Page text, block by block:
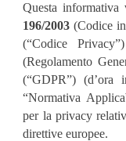
Questa informativa
196/2003 (Codice
(“Codice
(Regolamento
(“GDPR”) (d’ora
“Normativa
per la privacy
direttive europee.